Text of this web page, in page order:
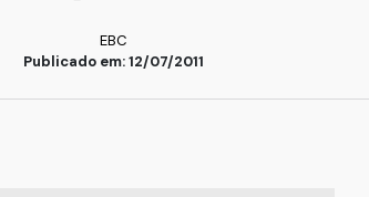
EBC
Publicado em: 12/07/2011